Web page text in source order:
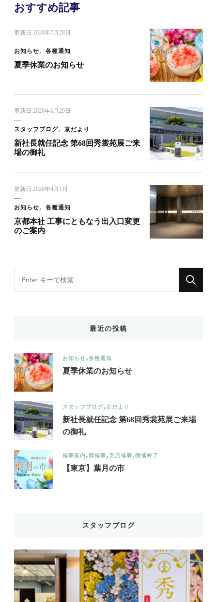
おすすめ記事
更新日 2026年7月28日
お知らせ 各種通知
夏季休業のお知らせ
更新日 2026年6月29日
スタッフブログ 京だより
新社長就任記念 第68回秀裳苑展ご来
場の御礼
更新日 2026年4月1日
お知らせ 各種通知
京都本社 工事にともなう出入口変更
のご案内
for
最近の投稿
お知らせ 各種通知
夏季休業のお知らせ
スタッフブログ 京だより
新社長就任記念 第68回秀裳苑展ご来場
の御礼
催事案内 卸催事 支店催事 開催終了
【東京】葉月の市
スタッフブログ